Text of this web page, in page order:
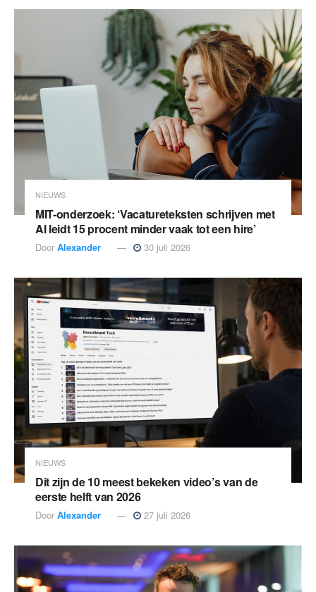
NIEUWS
MIT-onderzoek: ‘Vacatureteksten schrijven met
AI leidt 15 procent minder vaak tot een hire’
Door Alexander 30 juli 2026
NIEUWS
Dit zijn de 10 meest bekeken video’s van de
eerste helft van 2026
Door Alexander 27 juli 2026